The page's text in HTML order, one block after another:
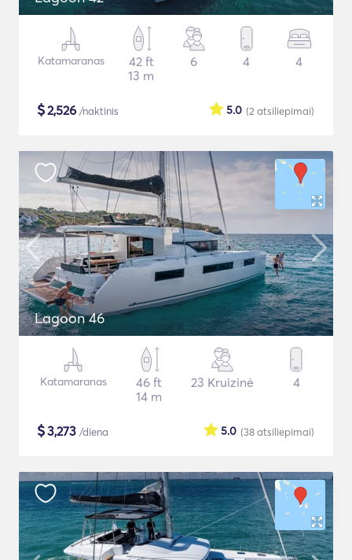
Katamaranas
42 ft
13 m
6 4 4
$2,526 /naktinis (2 atsiliepimai)
5.0
Lagoon 46
Katamaranas
46 ft
14 m
23 Kruizinė 4
$3,273 /diena (38atsiliepimai)
5.0